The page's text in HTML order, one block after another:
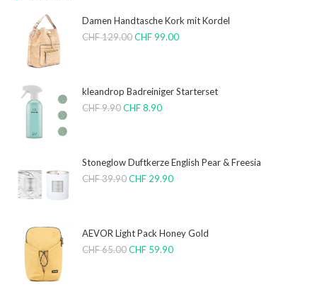
Damen Handtasche Kork mit Kordel
CHF129.00 CHF99.00
kleandrop Badreiniger Starterset
CHF9.90 CHF8.90
Stoneglow Duftkerze English Pear & Freesia
CHF39.90 CHF 29.90
AEVOR Light Pack Honey Gold
CHF65.00 CHF 59.90